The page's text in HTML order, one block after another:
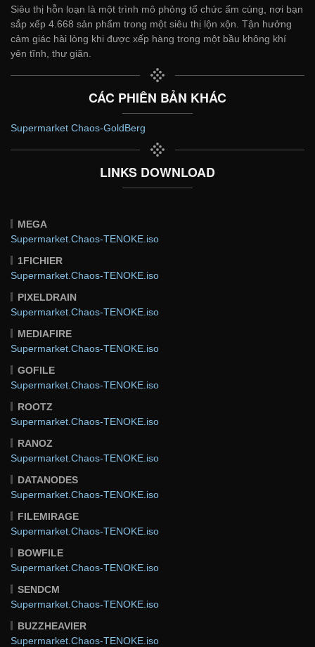
Siêu thị hỗn loạn là một trình mô phỏng tổ chức ấm cúng, nơi bạn
sắp xếp 4.668 sản phẩm trong một siêu thị lộn xộn. Tận hưởng
cảm giác hài lòng khi được xếp hàng trong một bầu không khí
yên tĩnh, thư giãn.
CÁC PHIÊN BẢN KHÁC
Supermarket Chaos-GoldBerg
LINKS DOWNLOAD
MEGA
Supermarket.Chaos-TENOKE.iso
1FICHIER
Supermarket.Chaos-TENOKE.iso
PIXELDRAIN
Supermarket.Chaos-TENOKE.iso
MEDIAFIRE
Supermarket.Chaos-TENOKE.iso
GOFILE
Supermarket.Chaos-TENOKE.iso
ROOTZ
Supermarket.Chaos-TENOKE.iso
RANOZ
Supermarket.Chaos-TENOKE.iso
DATANODES
Supermarket.Chaos-TENOKE.iso
FILEMIRAGE
Supermarket.Chaos-TENOKE.iso
BOWFILE
Supermarket.Chaos-TENOKE.iso
SENDCM
Supermarket.Chaos-TENOKE.iso
BUZZHEAVIER
Supermarket.Chaos-TENOKE.iso